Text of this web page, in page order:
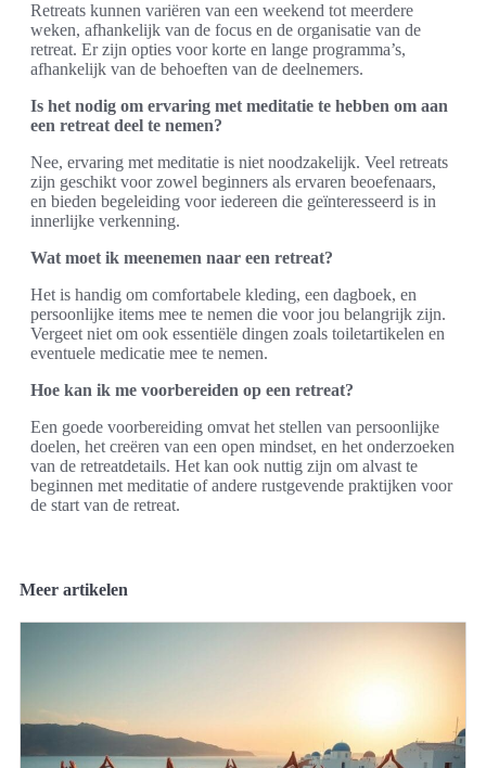
Retreats kunnen variëren van een weekend tot meerdere
weken, afhankelijk van de focus en de organisatie van de
retreat. Er zijn opties voor korte en lange programma’s,
afhankelijk van de behoeften van de deelnemers.
Is het nodig om ervaring met meditatie te hebben om aan
een retreat deel te nemen?
Nee, ervaring met meditatie is niet noodzakelijk. Veel retreats
zijn geschikt voor zowel beginners als ervaren beoefenaars,
en bieden begeleiding voor iedereen die geïnteresseerd is in
innerlijke verkenning.
Wat moet ik meenemen naar een retreat?
Het is handig om comfortabele kleding, een dagboek, en
persoonlijke items mee te nemen die voor jou belangrijk zijn.
Vergeet niet om ook essentiële dingen zoals toiletartikelen en
eventuele medicatie mee te nemen.
Hoe kan ik me voorbereiden op een retreat?
Een goede voorbereiding omvat het stellen van persoonlijke
doelen, het creëren van een open mindset, en het onderzoeken
van de retreatdetails. Het kan ook nuttig zijn om alvast te
beginnen met meditatie of andere rustgevende praktijken voor
de start van de retreat.
Meer artikelen